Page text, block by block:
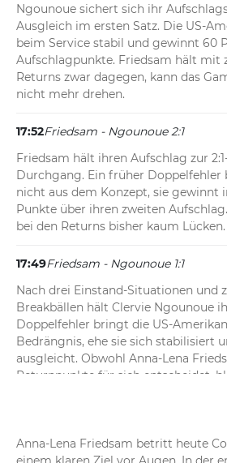
Ngounoue sichert sich ihr
Ausgleich im ersten Satz. Die US-
beim Service stabil und gewinnt 60
Aufschlagpunkte. Friedsam hält mit
Returns zwar dagegen, kann das
nicht mehr drehen.
17:52Friedsam - Ngounoue 2:1
Friedsam hält ihren Aufschlag zur
Durchgang. Ein früher
nicht aus dem Konzept, sie gewinnt
Punkte über ihren zweiten
bei den Returns bisher kaum Lücken.
17:49Friedsam - Ngounoue 1:1
Nach drei Einstand-Situationen und
Breakbällen hält Clervie Ngounoue
Doppelfehler bringt die US-
Bedrängnis, ehe sie sich stabilisiert
ausgleicht. Obwohl Anna-Lena
Returnpunkte für sich entscheidet,
Maßgeschneiderter Auftakt für Anna-
Anna-Lena Friedsam betritt heute